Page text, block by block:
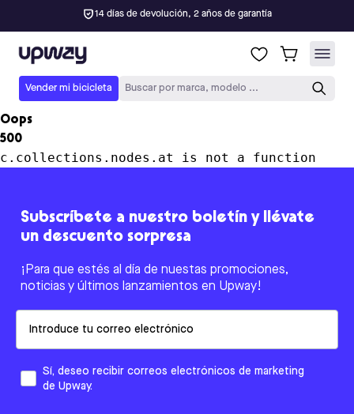
14 días de devolución, 2 años de garantía
Upway
Vender mi bicicleta Buscar por marca, modelo ...
Oops
500
c.collections.nodes.at is not a function
Subscríbete a nuestro boletín y llévate
un descuento sorpresa
¡Para que estés al día de nuestas promociones,
noticias y últimos lanzamientos en Upway!
Sí, deseo recibir correos electrónicos de marketing
de Upway.